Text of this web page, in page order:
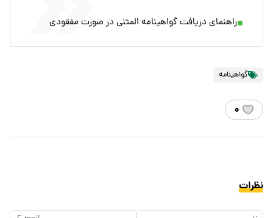
راهنمای دریافت گواهینامه المثنی در صورت مفقودی
گواهینامه
۰
نظرات